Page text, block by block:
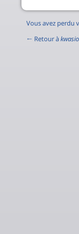
Vous avez perdu
← Retour à